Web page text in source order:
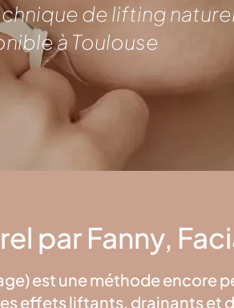
de lifting
à Toulouse
par Fanny,
est une méthode encore
effets liftants, drainants et